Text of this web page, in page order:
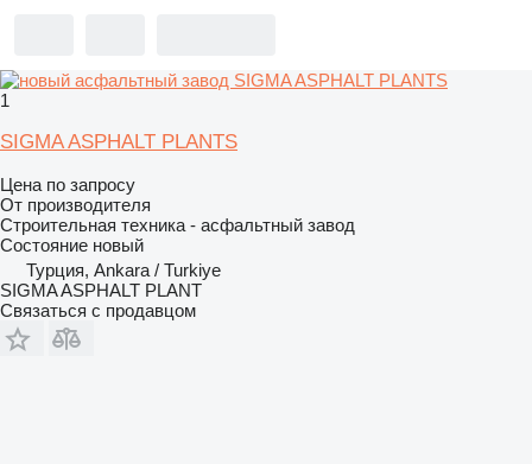
1
SIGMA ASPHALT PLANTS
Цена по запросу
От производителя
Строительная техника - асфальтный завод
Состояние новый
Турция, Ankara / Turkiye
SIGMA ASPHALT PLANT
Связаться с продавцом